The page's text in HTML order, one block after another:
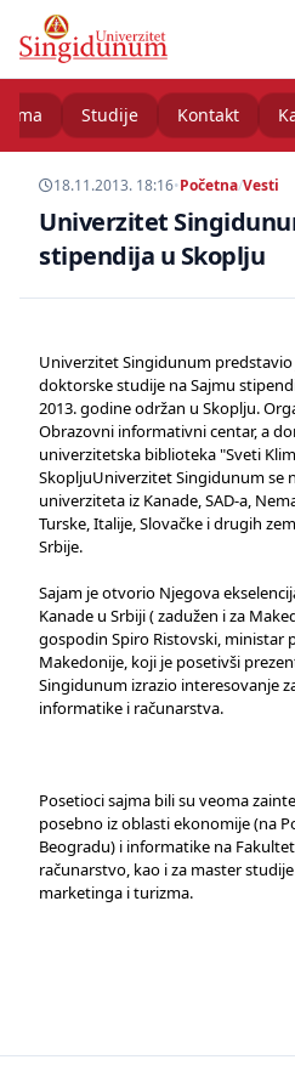
Studije Kontakt
18.11.2013. 18:16•Početna/Vesti
Univerzitet
stipendija u Skoplju
Univerzitet Singidunum
doktorske studije na Sajmu
2013. godine održan u Skoplju.
Obrazovni informativni centar, a
univerzitetska biblioteka "Sveti
SkopljuUniverzitet Singidunum se
univerziteta iz Kanade, SAD-a,
Turske, Italije, Slovačke i drugih
Srbije.
Sajam je otvorio Njegova
Kanade u Srbiji ( zadužen i za
gospodin Spiro Ristovski, ministar
Makedonije, koji je posetivši
Singidunum izrazio interesovanje
informatike i računarstva.
Posetioci sajma bili su veoma
posebno iz oblasti ekonomije (na
Beogradu) i informatike na
računarstvo, kao i za master
marketinga i turizma.